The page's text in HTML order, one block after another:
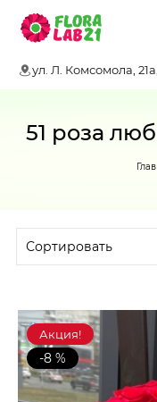
ул. Л. Комсомола,
51 роза
Акция!
-8 %